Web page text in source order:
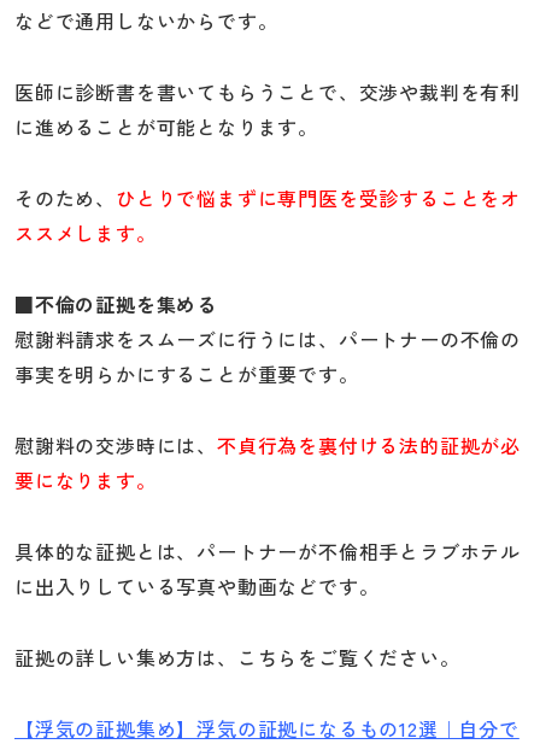
などで通用しないからです。
医師に診断書を書いてもらうことで、交渉や裁判を有利
に進めることが可能となります。
そのため、 ひとりで悩まずに専門医を受診することをオ
ススメします。
■不倫の証拠を集める
慰謝料請求をスムーズに行うには、パートナーの不倫の
事実を明らかにすることが重要です。
慰謝料の交渉時には、 不貞行為を裏付ける法的証拠が必
要になります。
具体的な証拠とは、パートナーが不倫相手とラブホテル
に出入りしている写真や動画などです。
証拠の詳しい集め方は、こちらをご覧ください。
【浮気の証拠集め】浮気の証拠になるもの12選｜自分で